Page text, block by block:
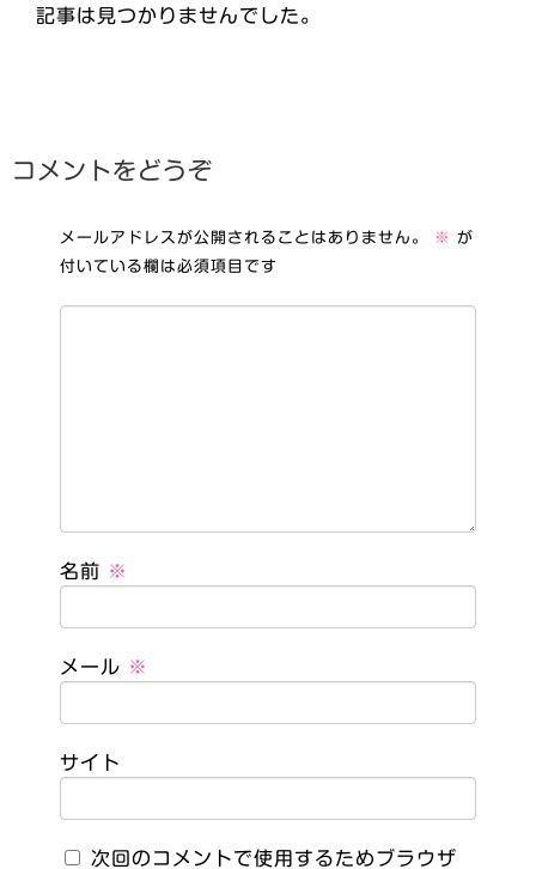
記事は見つかりませんでした。
コメントをどうぞ
メールアドレスが公開されることはありません。 ※
が
付いている欄は必須項目です
名前 ※
メール ※
サイト
次回のコメントで使用するためブラウザ